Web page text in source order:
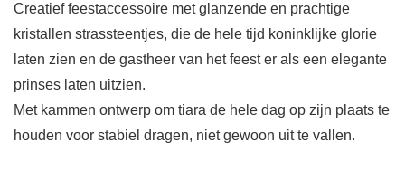
Creatief feestaccessoire met glanzende en prachtige
kristallen strassteentjes, die de hele tijd koninklijke glorie
laten zien en de gastheer van het feest er als een elegante
prinses laten uitzien.
Met kammen ontwerp om tiara de hele dag op zijn plaats te
houden voor stabiel dragen, niet gewoon uit te vallen.